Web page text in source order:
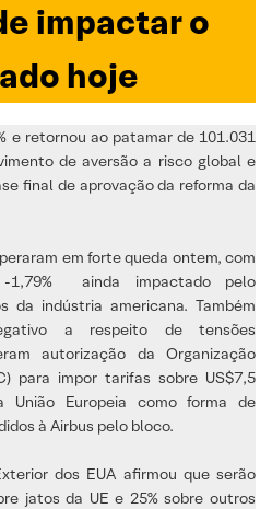
impactar o
hoje
e retornou ao patamar de 101.031
de aversão a risco global e
final de aprovação da reforma da
em forte queda ontem, com
1,79% ainda impactado pelo
da indústria americana. Também
a respeito de tensões
autorização da Organização
para impor tarifas sobre US$7,5
União Europeia como forma de
à Airbus pelo bloco.
dos EUA afirmou que serão
jatos da UE e 25% sobre outros